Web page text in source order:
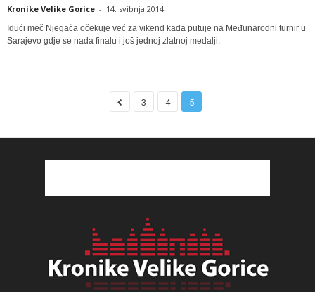
Kronike Velike Gorice - 14. svibnja 2014
Idući meč Njegača očekuje već za vikend kada putuje na Međunarodni turnir u
Sarajevo gdje se nada finalu i još jednoj zlatnoj medalji.
3 4 5